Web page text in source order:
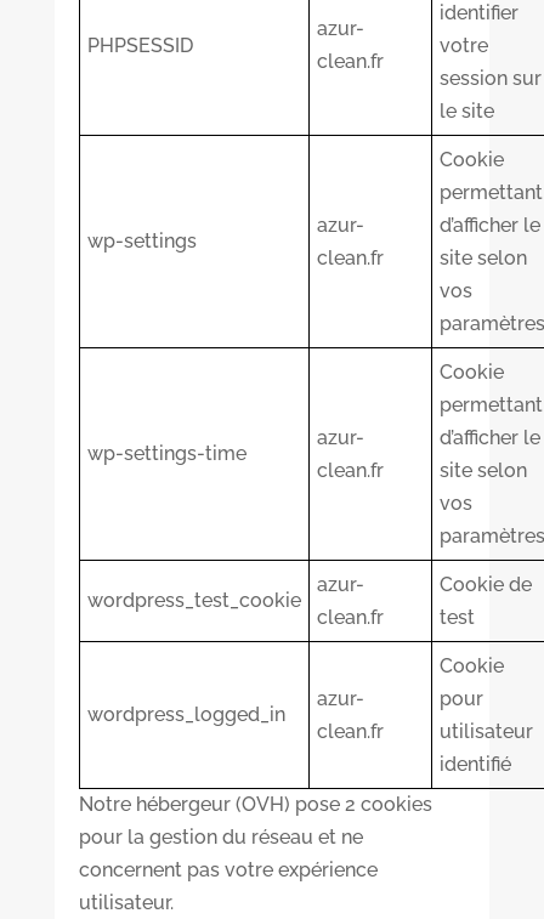
PHPSESSID
azur-
clean.fr
identifier
votre
session sur
le site
wp-settings
azur-
clean.fr
Cookie
permettant
d’afficher le
site selon
vos
paramètres
wp-settings-time
azur-
clean.fr
Cookie
permettant
d’afficher le
site selon
vos
paramètres
wordpress_test_cookie
azur-
clean.fr
Cookie de
test
wordpress_logged_in
azur-
clean.fr
Cookie
pour
utilisateur
identifié
Notre hébergeur (OVH) pose 2 cookies
pour la gestion du réseau et ne
concernent pas votre expérience
utilisateur.